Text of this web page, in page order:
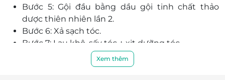
Bước 5: Gội đầu bằng dầu gội tinh chất thảo
dược thiên nhiên lần 2.
Bước 6: Xả sạch tóc.
Bước 7: Lau khô, sấy tóc + xịt dưỡng tóc.
Lưu ý: Kết quả phụ thuộc vào cơ địa từng người.
Xem thêm